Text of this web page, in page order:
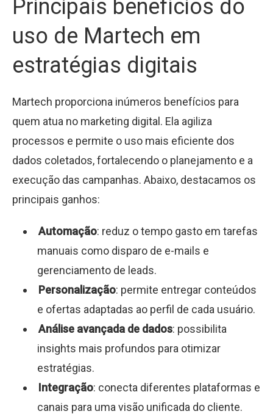
Principais benefícios do
uso de Martech em
estratégias digitais
Martech proporciona inúmeros benefícios para
quem atua no marketing digital. Ela agiliza
processos e permite o uso mais eficiente dos
dados coletados, fortalecendo o planejamento e a
execução das campanhas. Abaixo, destacamos os
principais ganhos:
Automação: reduz o tempo gasto em tarefas
manuais como disparo de e-mails e
gerenciamento de leads.
Personalização: permite entregar conteúdos
e ofertas adaptadas ao perfil de cada usuário.
Análise avançada de dados: possibilita
insights mais profundos para otimizar
estratégias.
Integração: conecta diferentes plataformas e
canais para uma visão unificada do cliente.